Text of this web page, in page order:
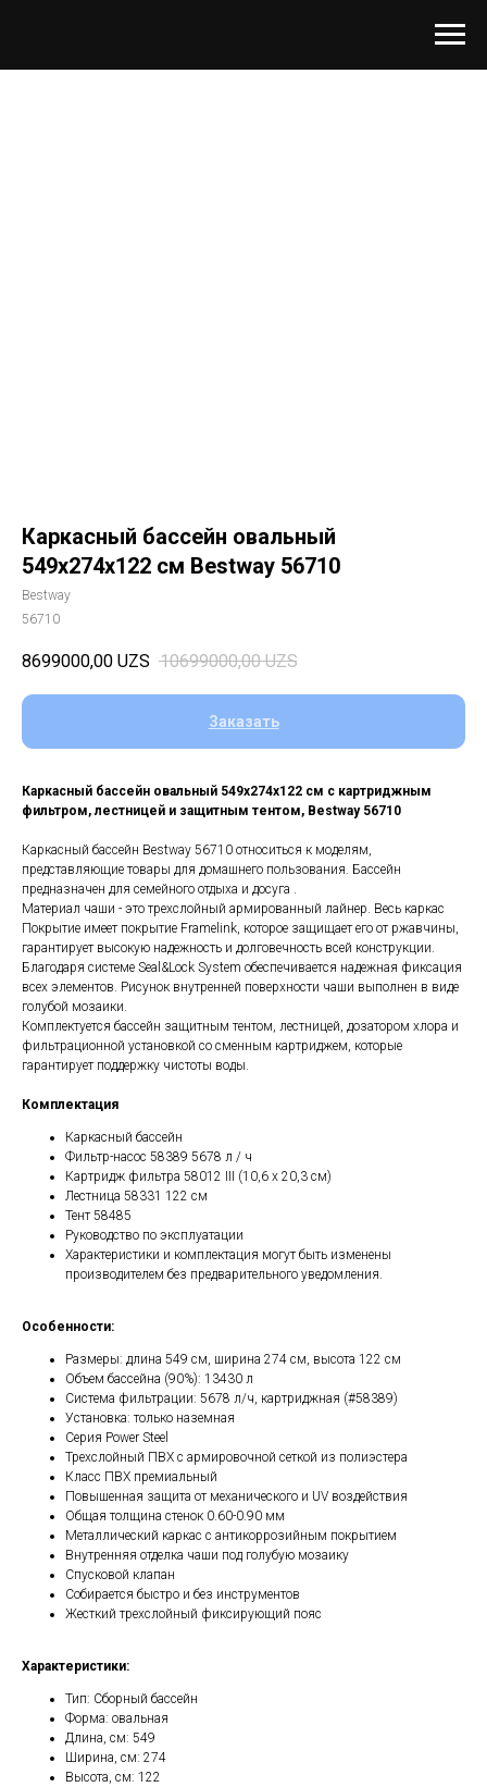
Каркасный бассейн овальный
549х274х122 см Bestway 56710
Bestway
56710
8699000,00 UZS 10699000,00 UZS
Заказать
Каркасный бассейн овальный 549х274х122 см с картриджным
фильтром, лестницей и защитным тентом, Bestway 56710
Каркасный бассейн Bestway 56710 относиться к моделям,
представляющие товары для домашнего пользования. Бассейн
предназначен для семейного отдыха и досуга .
Материал чаши - это трехслойный армированный лайнер. Весь каркас
Покрытие имеет покрытие Framelink, которое защищает его от ржавчины,
гарантирует высокую надежность и долговечность всей конструкции.
Благодаря системе Seal&Lock System обеспечивается надежная фиксация
всех элементов. Рисунок внутренней поверхности чаши выполнен в виде
голубой мозаики.
Комплектуется бассейн защитным тентом, лестницей, дозатором хлора и
фильтрационной установкой со сменным картриджем, которые
гарантирует поддержку чистоты воды.
Комплектация
Каркасный бассейн
Фильтр-насос 58389 5678 л / ч
Картридж фильтра 58012 III (10,6 x 20,3 см)
Лестница 58331 122 см
Тент 58485
Руководство по эксплуатации
Характеристики и комплектация могут быть изменены
производителем без предварительного уведомления.
Особенности:
Размеры: длина 549 см, ширина 274 см, высота 122 см
Объем бассейна (90%): 13430 л
Система фильтрации: 5678 л/ч, картриджная (#58389)
Установка: только наземная
Серия Power Steel
Трехслойный ПВХ с армировочной сеткой из полиэстера
Класс ПВХ премиальный
Повышенная защита от механического и UV воздействия
Общая толщина стенок 0.60-0.90 мм
Металлический каркас с антикоррозийным покрытием
Внутренняя отделка чаши под голубую мозаику
Спусковой клапан
Собирается быстро и без инструментов
Жесткий трехслойный фиксирующий пояс
Характеристики:
Тип: Сборный бассейн
Форма: овальная
Длина, см: 549
Ширина, см: 274
Высота, см: 122